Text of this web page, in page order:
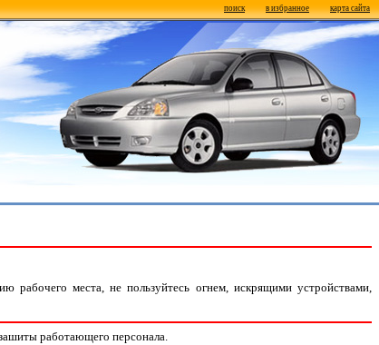
поиск в избранное карта сайта
рабочего места, не пользуйтесь огнем, искрящими устройствами,
работающего персонала.